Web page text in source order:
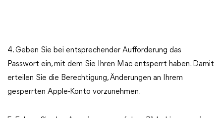
4. Geben Sie bei entsprechender Aufforderung das
Passwort ein, mit dem Sie Ihren Mac entsperrt haben. Damit
erteilen Sie die Berechtigung, Änderungen an Ihrem
gesperrten Apple-Konto vorzunehmen.